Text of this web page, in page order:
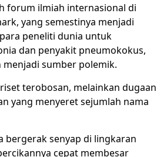
forum ilmiah internasional di
yang semestinya menjadi
peneliti dunia untuk
dan penyakit pneumokokus,
sumber polemik.
terobosan, melainkan dugaan
yang menyeret sejumlah nama
bergerak senyap di lingkaran
cepat membesar